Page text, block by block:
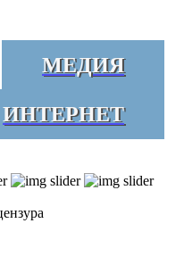
МЕДИЯ
ИНТЕРНЕТ